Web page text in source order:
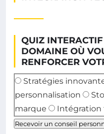
QUIZ
DOMAINE OÙ
RENFORCER
Axe de différenciation
Stratégies
personnalisation
marque
Intégration
Recevoir un conseil